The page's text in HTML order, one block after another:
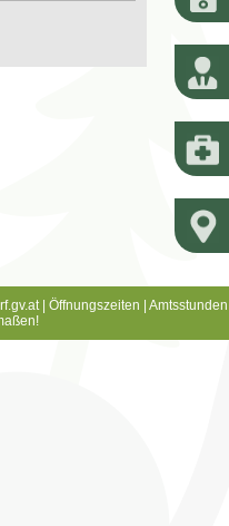
| Öffnungszeiten
Amtsstunden